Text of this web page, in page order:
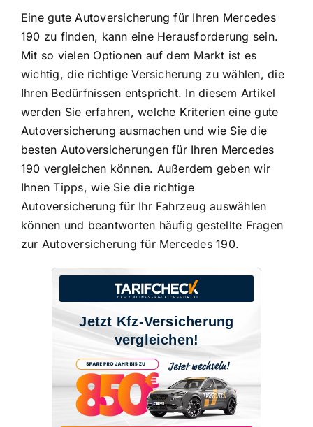
Eine gute Autoversicherung für Ihren Mercedes
190 zu finden, kann eine Herausforderung sein.
Mit so vielen Optionen auf dem Markt ist es
wichtig, die richtige Versicherung zu wählen, die
Ihren Bedürfnissen entspricht. In diesem Artikel
werden Sie erfahren, welche Kriterien eine gute
Autoversicherung ausmachen und wie Sie die
besten Autoversicherungen für Ihren Mercedes
190 vergleichen können. Außerdem geben wir
Ihnen Tipps, wie Sie die richtige
Autoversicherung für Ihr Fahrzeug auswählen
können und beantworten häufig gestellte Fragen
zur Autoversicherung für Mercedes 190.
Jetzt Kfz-Versicherung
vergleichen!